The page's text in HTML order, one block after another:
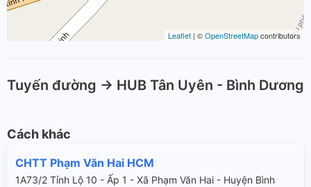
Leaflet | ©OpenStreetMapcontributors
Tuyến đường -> HUB Tân Uyên - Bình Dương
Cách khác
CHTT Phạm Văn Hai HCM
1A73/2 Tỉnh Lộ 10 - Ấp 1 - Xã Phạm Văn Hai - Huyện Bình